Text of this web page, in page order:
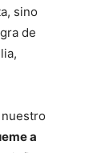
sino
de
a